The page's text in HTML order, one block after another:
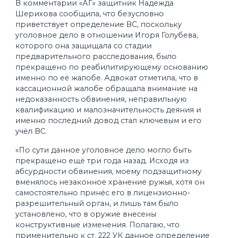
В комментарии «АГ» защитник Надежда
Шерихова сообщила, что безусловно
приветствует определение ВС, поскольку
уголовное дело в отношении Игоря Голубева,
которого она защищала со стадии
предварительного расследования, было
прекращено по реабилитирующему основанию
именно по её жалобе. Адвокат отметила, что в
кассационной жалобе обращала внимание на
недоказанность обвинения, неправильную
квалификацию и малозначительность деяния и
именно последний довод стал ключевым и его
учёл ВС.
«По сути данное уголовное дело могло быть
прекращено ещё три года назад. Исходя из
абсурдности обвинения, моему подзащитному
вменялось незаконное хранение ружья, хотя он
самостоятельно принёс его в лицензионно-
разрешительный орган, и лишь там было
установлено, что в оружие внесены
конструктивные изменения. Полагаю, что
применительно к ст. 222 УК данное определение